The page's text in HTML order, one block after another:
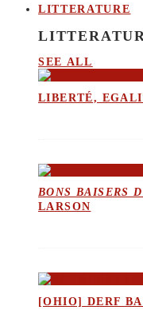
LITTERATURE
SEE ALL
LIBERTÉ,
BONS BAISERS
LARSON
[OHIO] DERF